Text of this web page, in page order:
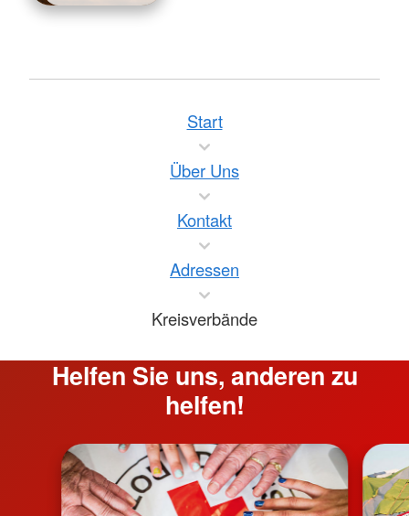
Start
Über Uns
Kontakt
Adressen
Kreisverbände
Helfen Sie uns, anderen zu
helfen!